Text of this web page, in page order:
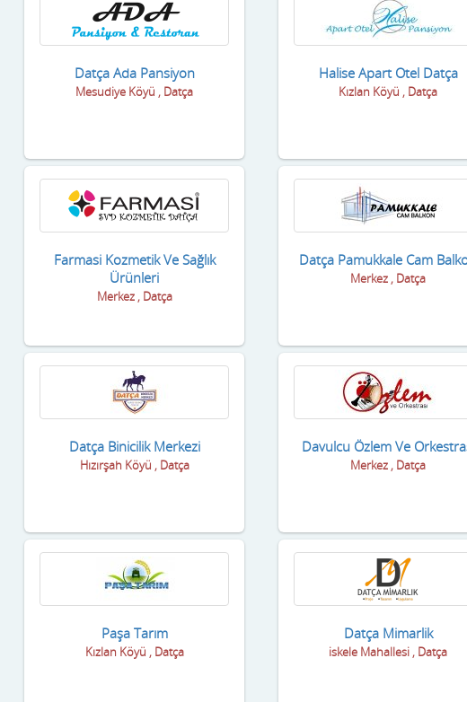
Datça Ada Pansiyon
Mesudiye Köyü , Datça
Halise Apart Otel Datça
Kızlan Köyü , Datça
Farmasi Kozmetik Ve Sağlık
Ürünleri
Merkez , Datça
Datça Pamukkale Cam
Merkez , Datça
Datça Binicilik Merkezi
Hızırşah Köyü , Datça
Davulcu Özlem Ve
Merkez , Datça
Paşa Tarım
Kızlan Köyü , Datça
Datça Mimarlik
iskele Mahallesi , Datça